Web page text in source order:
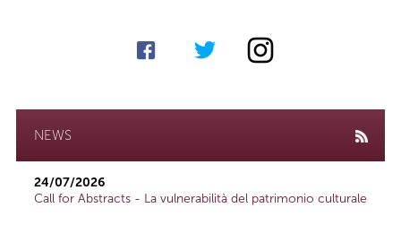
NEWS
24/07/2026
Call for Abstracts - La vulnerabilità del patrimonio culturale